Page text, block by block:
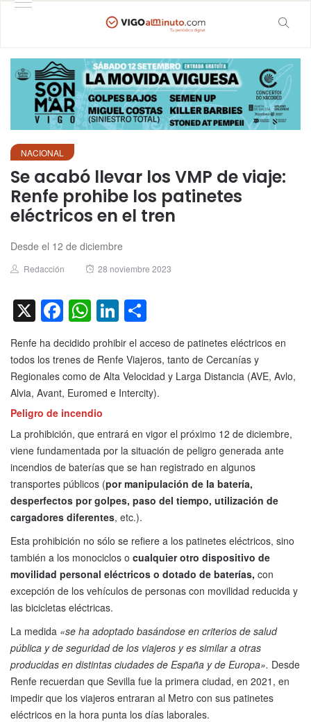
NACIONAL
Se acabó llevar los VMP de viaje:
Renfe prohibe los patinetes
eléctricos en el tren
Desde el 12 de diciembre
Author
Redacción
Posted
28 noviembre 2023
X Facebook
WhatsApp
LinkedIn
Renfe ha decidido prohibir el acceso de patinetes eléctricos en
todos los trenes de Renfe Viajeros, tanto de Cercanías y
Regionales como de Alta Velocidad y Larga Distancia (AVE, Avlo,
Alvia, Avant, Euromed e Intercity).
Peligro de incendio
La prohibición, que entrará en vigor el próximo 12 de diciembre,
viene fundamentada por la situación de peligro generada ante
incendios de baterías que se han registrado en algunos
transportes públicos (por manipulación de la batería,
desperfectos por golpes, paso del tiempo, utilización de
cargadores diferentes, etc.).
Esta prohibición no sólo se refiere a los patinetes eléctricos, sino
también a los monociclos o cualquier otro dispositivo de
movilidad personal eléctricos o dotado de baterías, con
excepción de los vehículos de personas con movilidad reducida y
las bicicletas eléctricas.
La medida «se ha adoptado basándose en criterios de salud
pública y de seguridad de los viajeros y es similar a otras
producidas en distintas ciudades de España y de Europa». Desde
Renfe recuerdan que Sevilla fue la primera ciudad, en 2021, en
impedir que los viajeros entraran al Metro con sus patinetes
eléctricos en la hora punta los días laborales.